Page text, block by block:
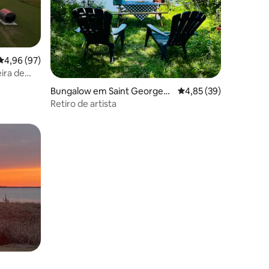
média de 4,96 em 5 estrelas, 97avaliações
4,96 (97)
de
Bungalow em Saint Georges
Channel
Classificação média
4,85 (39)
Retiro de artista